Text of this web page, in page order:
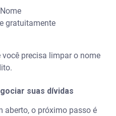
gratuitamente
precisa limpar o nome
suas dívidas
aberto, o próximo passo é